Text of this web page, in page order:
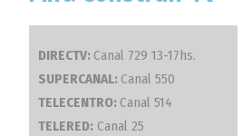
DIRECTV: Canal 729 13-17hs.
SUPERCANAL: Canal 550
TELECENTRO: Canal 514
TELERED: Canal 25